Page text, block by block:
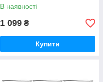
В наявності
1 099 ₴
Купити